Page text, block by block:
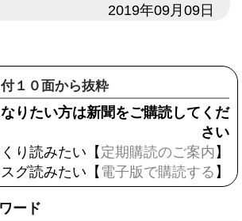
2019年09月09日
１０面から抜粋
りたい方は新聞をご購読してくだ
さい
り読みたい【 定期購読のご案内 】
グ読みたい【 電子版で購読する 】
ード